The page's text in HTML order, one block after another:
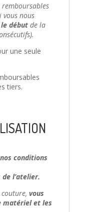
remboursables
vous nous
début de la
une seule
tiers.
conditions
l’atelier.
couture, vous
matériel et les